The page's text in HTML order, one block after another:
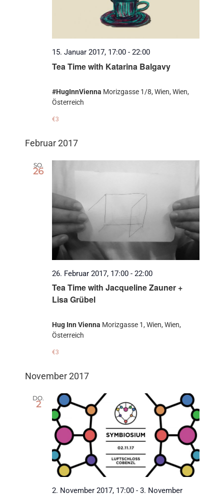
Tea Time with Katarina Balgavy
15. Januar 2017, 17:00- 22:00
#HugInnVienna Morizgasse 1/8, Wien, Wien,
Österreich
€3
Februar 2017
SO.
26
Tea Time with Jacqueline Zauner +
Lisa Grübel
26. Februar 2017, 17:00- 22:00
Hug Inn Vienna Morizgasse 1, Wien, Wien,
Österreich
€3
November 2017
DO.
2
2. November 2017, 17:00- 3. November